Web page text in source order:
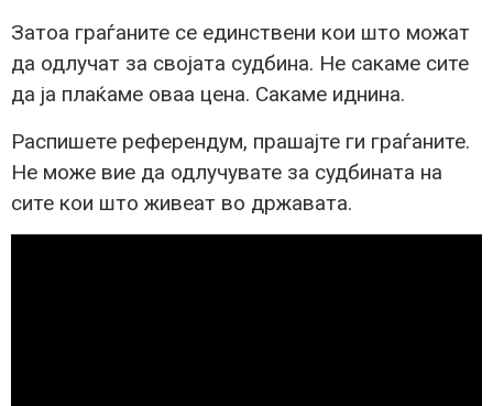
Затоа граѓаните се единствени кои што можат
да одлучат за својата судбина. Не сакаме сите
да ја плаќаме оваа цена. Сакаме иднина.
Распишете референдум, прашајте ги граѓаните.
Не може вие да одлучувате за судбината на
сите кои што живеат во државата.